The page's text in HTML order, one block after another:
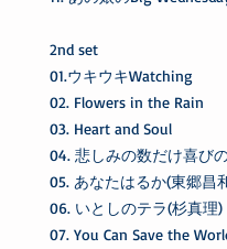
2nd set
01.ウキウキWatching
02. Flowers in the Rain
03. Heart and Soul
04. 悲しみの数だけ喜び
05. あなたはるか(東郷昌
06. いとしのテラ(杉真理)
07. You Can Save the